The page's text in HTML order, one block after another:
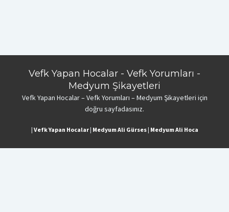
Vefk Yapan Hocalar - Vefk Yorumları -
Medyum Şikayetleri
Vefk Yapan Hocalar – Vefk Yorumları – Medyum Şikayetleri için
doğru sayfadasınız.
| Vefk Yapan Hocalar| Medyum Ali Gürses| Medyum Ali Hoca